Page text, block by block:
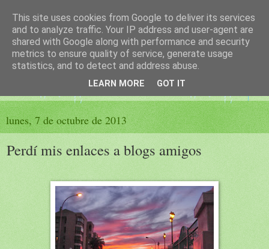
El sueño de las palabras
PÁGINA LITERARIA DE FELISA MORENO
lunes, 7 de octubre de 2013
Perdí mis enlaces a blogs amigos
This site uses cookies from Google to deliver its services
and to analyze traffic. Your IP address and user-agent are
shared with Google along with performance and security
metrics to ensure quality of service, generate usage
statistics, and to detect and address abuse.
LEARN MORE GOT IT